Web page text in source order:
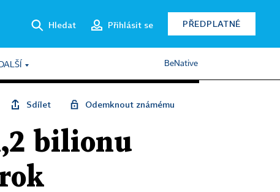
Hledat Přihlásit se PŘEDPLATNÉ
DALŠÍ BeNative
Sdílet Odemknout známému
bilionu